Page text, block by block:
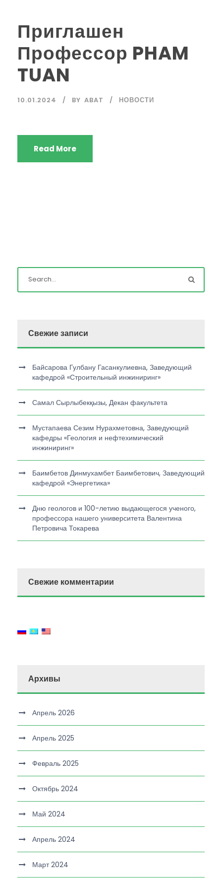
Приглашен
Профессор PHAM
TUAN
10.01.2024 BY ABAT НОВОСТИ
Read More
Свежие записи
Байсарова Гулбану Гасанкулиевна, Заведующий
кафедрой «Строительный инжиниринг»
Самал Сырлыбекқызы, Декан факультета
Мустапаева Сезим Нурахметовна, Заведующий
кафедры «Геология и нефтехимический
инжиниринг»
Баимбетов Динмухамбет Баимбетович, Заведующий
кафедрой «Энергетика»
Дню геологов и 100-летию выдающегося ученого,
профессора нашего университета Валентина
Петровича Токарева
Свежие комментарии
Архивы
Апрель 2026
Апрель 2025
Февраль 2025
Октябрь 2024
Май 2024
Апрель 2024
Март 2024